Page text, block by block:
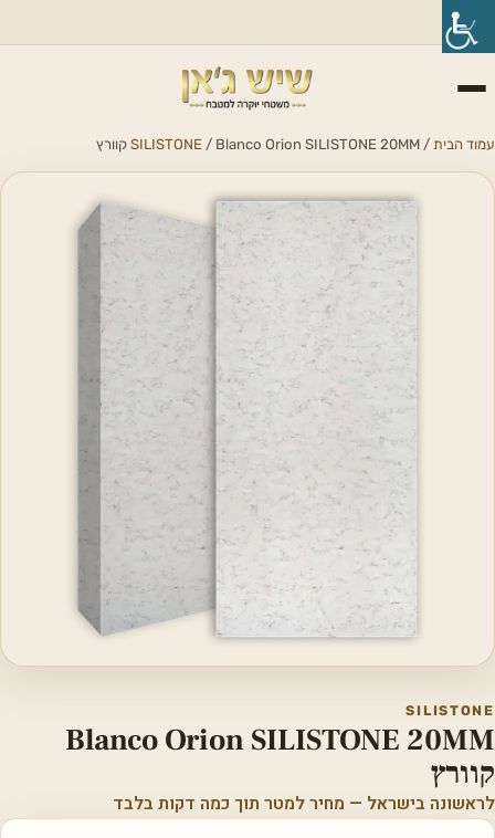
עמוד הבית /
SILISTONE / Blanco Orion SILISTONE 20MM קוורץ
SILISTONE
Blanco Orion SILISTONE 20MM
קוורץ
לראשונה בישראל — מחיר למטר תוך כמה דקות בלבד